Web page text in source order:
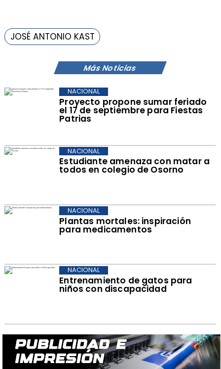
Más Noticias
Proyecto propone sumar feriado
el 17 de septiembre para Fiestas
Patrias
NACIONAL
Estudiante amenaza con matar a
todos en colegio de Osorno
NACIONAL
Plantas mortales: inspiración
para medicamentos
NACIONAL
Entrenamiento de gatos para
niños con discapacidad
NACIONAL
JOSÉ ANTONIO KAST